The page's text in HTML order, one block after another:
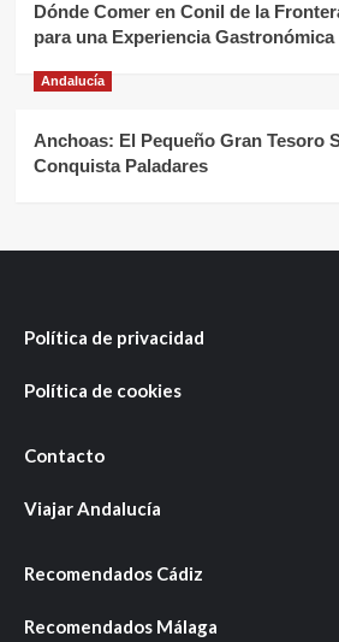
Dónde Comer en Conil de la
para una Experiencia
Andalucía
Anchoas: El Pequeño Gran Tesoro
Conquista Paladares
Política de privacidad
Política de cookies
Contacto
Viajar Andalucía
Recomendados Cádiz
Recomendados Málaga